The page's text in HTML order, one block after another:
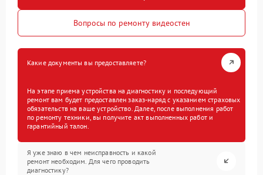
Вопросы по ремонту видеостен
Какие документы вы предоставляете?
На этапе приема устройства на диагностику и последующий
ремонт вам будет предоставлен заказ-наряд с указанием страховых
обязательств на ваше устройство. Далее, после выполнения работ
по ремонту техники, вы получите акт выполненных работ и
гарантийный талон.
Я уже знаю в чем неисправность и какой
ремонт необходим. Для чего проводить
диагностику?